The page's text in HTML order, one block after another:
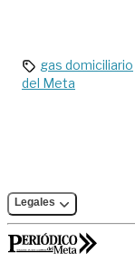
gas domiciliario
del Meta
Legales